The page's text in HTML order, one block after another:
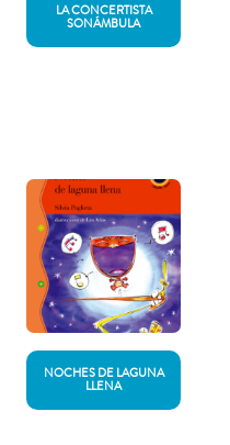
LA CONCERTISTA
SONÁMBULA
NOCHES DE LAGUNA
LLENA